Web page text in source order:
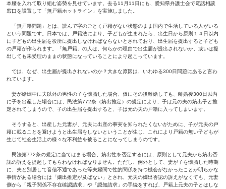
本腰を入れて取り組む姿勢を見せています。去る11月11日にも、愛知県弁護士会で電話相談
窓口を設置して「無戸籍ホットライン」を実施しました。
「無戸籍問題」とは、読んで字のごとく戸籍がない状態のまま国内で生活している人がいる
という問題です。日本では、戸籍法により、子どもが生まれたら、出生日から原則１４日以内
に子どもの出生届を役所に提出しなければならないとされており、出生届を提出すると子ども
の戸籍が作られます。「無戸籍」の人は、何らかの理由で出生届が提出されないか、或いは提
出しても未受理のままの状態になっていることにより起こっています。
では、なぜ、出生届が提出されないのか？大きな原因は、いわゆる300日問題にあると言わ
れています。
妻が婚姻中に夫以外の男性の子を懐胎した場合、仮にその後離婚しても、離婚後300日以内
に子を出産した場合には、民法第772条（嫡出推定）の規定により、子は元の夫の嫡出子と推
定されてしまうので、子の出生届を提出すると、子は元の夫の戸籍に入ってしまいます。
そうすると、出産した元妻が、元夫に出産の事実を知られたくないがために、子が元夫の戸
籍に載ることを避けようと出生届をしないということが生じ、これにより戸籍の無い子どもが
生じて社会生活上の様々な不利益を被ることになってしまうのです。
民法第772条の規定に当てはまる場合、嫡出性を否定するには、原則として元夫から嫡出否
認の訴えを提起してもらわなければなりません。ただし、例外として、妻が子を懐胎した時期
に、夫と別居して音信不通であった等夫婦間で性的関係を持つ機会がなかったことが明らかな
事情がある場合には「嫡出推定が及ばない」とされ、元夫の嫡出否認の訴えがなくても、元妻
側から「親子関係不存在確認請求」や「認知請求」の手続をすれば、戸籍上元夫の子とはしな